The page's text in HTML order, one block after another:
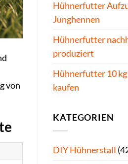
von
Hühnerfutter
Junghennen
Hühnerfutter
produziert
Hühnerfutter 10 kg
kaufen
KATEGORIEN
DIY Hühnerstall